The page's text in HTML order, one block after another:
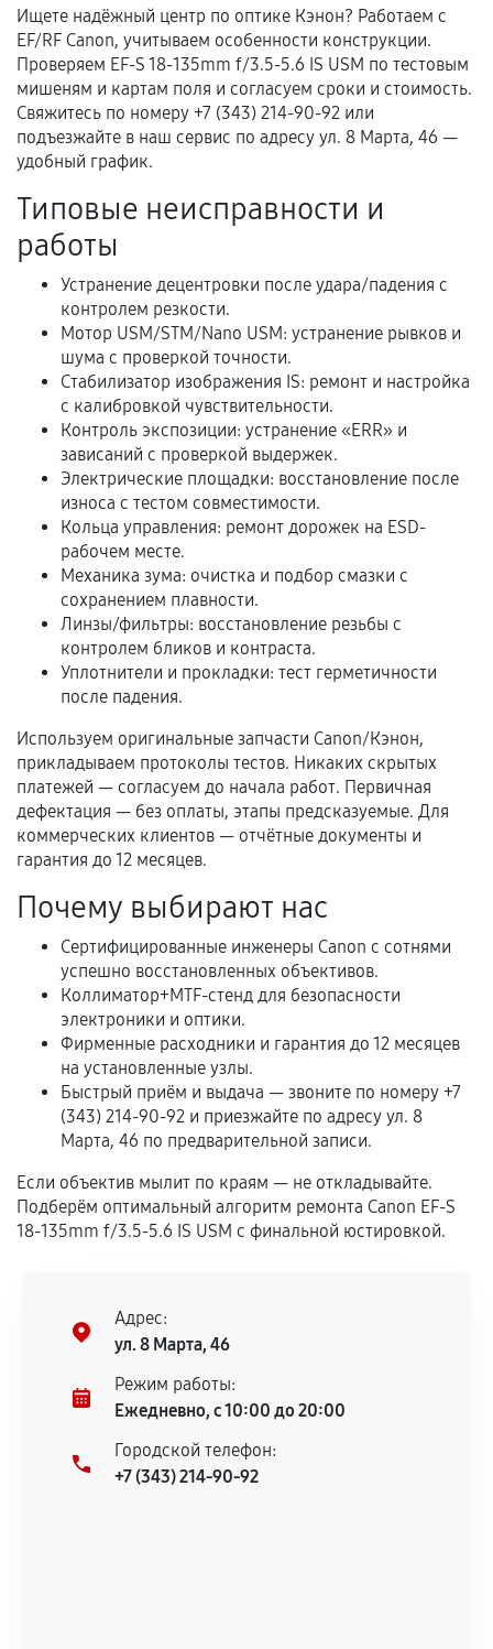
Документы для подтверждения
гарантии
Гарантийный талон.
Акт выполненных работ с датой, перечнем
и кассовый чек.
Расширенная гарантия
В некоторых случаях возможно оформление
расширенной гарантии. Стоимость, сроки и
условия продления согласовываются отдельно и
фиксируются в документах.
Когда гарантия не действует
Нарушение правил эксплуатации,
механические повреждения, попадание влаги,
перегрев, коррозия.
Самостоятельный ремонт или вмешательство
Естественный износ деталей, если иное не
предусмотрено отдельно.
Обращение после окончания гарантийного
срока.
Программные сбои, если это не указано в
отдельных условиях.
Если комплектующие куплены
самостоятельно
Гарантия на выполненные работы может
сохраняться полностью или частично, если
соблюдены следующие условия:
техническим параметрам и не имеют внешних
дефектов.
При этом гарантия на сами комплектующие
остается на стороне производителя или
сервисный центр ответственности не несет.
Ищете надёжный центр по оптике Кэнон? Работаем с
EF/RF Canon, учитываем особенности конструкции.
Проверяем EF-S 18-135mm f/3.5-5.6 IS USM по тестовым
мишеням и картам поля и согласуем сроки и стоимость.
Свяжитесь по номеру +7 (343) 214-90-92 или
подъезжайте в наш сервис по адресу ул. 8 Марта, 46 —
удобный график.
Типовые неисправности и
работы
Устранение децентровки после удара/падения с
контролем резкости.
Мотор USM/STM/Nano USM: устранение рывков и
шума с проверкой точности.
Стабилизатор изображения IS: ремонт и настройка
с калибровкой чувствительности.
Контроль экспозиции: устранение «ERR» и
зависаний с проверкой выдержек.
Электрические площадки: восстановление после
износа с тестом совместимости.
Кольца управления: ремонт дорожек на ESD-
рабочем месте.
Механика зума: очистка и подбор смазки с
сохранением плавности.
Линзы/фильтры: восстановление резьбы с
контролем бликов и контраста.
Уплотнители и прокладки: тест герметичности
после падения.
Используем оригинальные запчасти Canon/Кэнон,
прикладываем протоколы тестов. Никаких скрытых
платежей — согласуем до начала работ. Первичная
дефектация — без оплаты, этапы предсказуемые. Для
коммерческих клиентов — отчётные документы и
гарантия до 12 месяцев.
Почему выбирают нас
Сертифицированные инженеры Canon с сотнями
успешно восстановленных объективов.
Коллиматор+MTF-стенд для безопасности
электроники и оптики.
Фирменные расходники и гарантия до 12 месяцев
на установленные узлы.
Быстрый приём и выдача — звоните по номеру +7
(343) 214-90-92 и приезжайте по адресу ул. 8
Марта, 46 по предварительной записи.
Если объектив мылит по краям — не откладывайте.
Подберём оптимальный алгоритм ремонта Canon EF-S
18-135mm f/3.5-5.6 IS USM с финальной юстировкой.
Адрес:
ул. 8 Марта, 46
Режим работы:
Ежедневно, с 10:00 до 20:00
Городской телефон:
+7 (343) 214-90-92